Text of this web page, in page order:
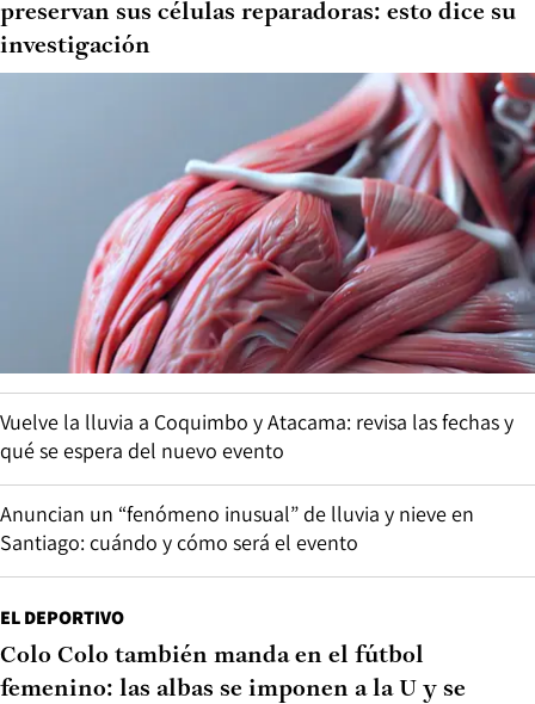
preservan sus células reparadoras: esto dice su
investigación
Vuelve la lluvia a Coquimbo y Atacama: revisa las fechas y
qué se espera del nuevo evento
Anuncian un “fenómeno inusual” de lluvia y nieve en
Santiago: cuándo y cómo será el evento
EL DEPORTIVO
Colo Colo también manda en el fútbol
femenino: las albas se imponen a la U y se